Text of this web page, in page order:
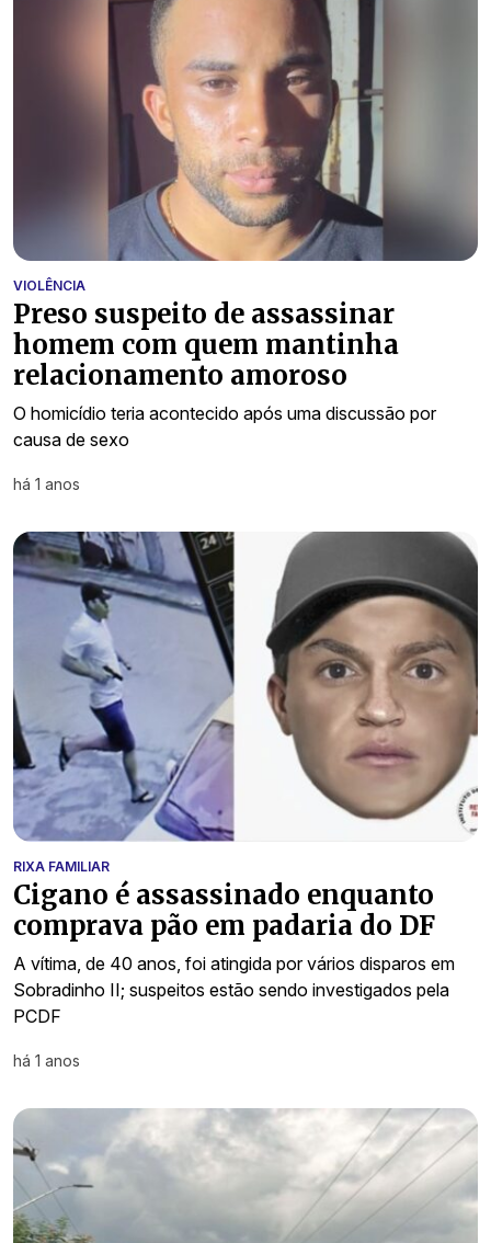
VIOLÊNCIA
Preso suspeito de assassinar
homem com quem mantinha
relacionamento amoroso
O homicídio teria acontecido após uma discussão por
causa de sexo
há 1 anos
RIXA FAMILIAR
Cigano é assassinado enquanto
comprava pão em padaria do DF
A vítima, de 40 anos, foi atingida por vários disparos em
Sobradinho II; suspeitos estão sendo investigados pela
PCDF
há 1 anos